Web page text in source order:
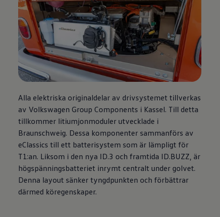
Alla elektriska originaldelar av drivsystemet tillverkas
av Volkswagen Group Components i Kassel. Till detta
tillkommer litiumjonmoduler utvecklade i
Braunschweig. Dessa komponenter sammanförs av
eClassics till ett batterisystem som är lämpligt för
T1:an. Liksom i den nya ID.3 och framtida ID.BUZZ, är
högspänningsbatteriet inrymt centralt under golvet.
Denna layout sänker tyngdpunkten och förbättrar
därmed köregenskaper.